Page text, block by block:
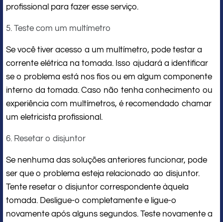
profissional para fazer esse serviço.
5. Teste com um multímetro
Se você tiver acesso a um multímetro, pode testar a
corrente elétrica na tomada. Isso ajudará a identificar
se o problema está nos fios ou em algum componente
interno da tomada. Caso não tenha conhecimento ou
experiência com multímetros, é recomendado chamar
um eletricista profissional.
6. Resetar o disjuntor
Se nenhuma das soluções anteriores funcionar, pode
ser que o problema esteja relacionado ao disjuntor.
Tente resetar o disjuntor correspondente àquela
tomada. Desligue-o completamente e ligue-o
novamente após alguns segundos. Teste novamente a